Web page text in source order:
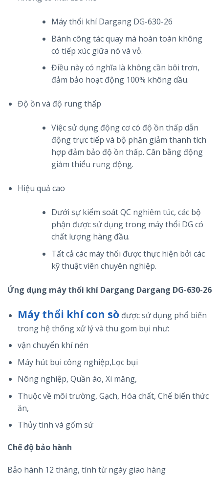
Máy thổi khí Dargang DG-630-26
Bánh công tác quay mà hoàn toàn không
có tiếp xúc giữa nó và vỏ.
Điều này có nghĩa là không cần bôi trơn,
đảm bảo hoạt động 100% không dầu.
Độ ồn và độ rung thấp
Việc sử dụng động cơ có độ ồn thấp dẫn
động trực tiếp và bộ phận giảm thanh tích
hợp đảm bảo độ ồn thấp. Cân bằng động
giảm thiểu rung động.
Hiệu quả cao
Dưới sự kiểm soát QC nghiêm túc, các bộ
phận được sử dụng trong máy thổi DG có
chất lượng hàng đầu.
Tất cả các máy thổi được thực hiện bởi các
kỹ thuật viên chuyên nghiệp.
Ứng dụng máy thổi khí Dargang Dargang DG-630-26
Máy thổi khí con sòđược sử dụng phổ biến
trong hệ thống xử lý và thu gom bụi như:
vận chuyển khí nén
Máy hút bụi công nghiệp,Lọc bụi
Nông nghiệp, Quần áo, Xi măng,
Thuộc về môi trường, Gạch, Hóa chất, Chế biến thức
ăn,
Thủy tinh và gốm sứ
Chế độ bảo hành
Bảo hành 12 tháng, tính từ ngày giao hàng